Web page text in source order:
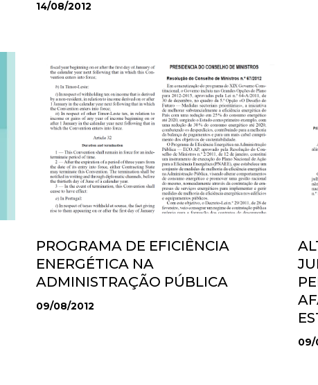
14/08/2012
PROGRAMA DE EFICIÊNCIA
ENERGÉTICA NA
ADMINISTRAÇÃO PÚBLICA
09/08/2012
09/